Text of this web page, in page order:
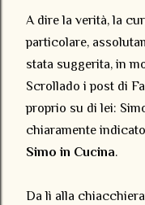
A dire la verità, la
particolare,
stata suggerita, in
Scrollado i post di
proprio su di lei:
chiaramente
Simo in Cucina.
Da lì alla